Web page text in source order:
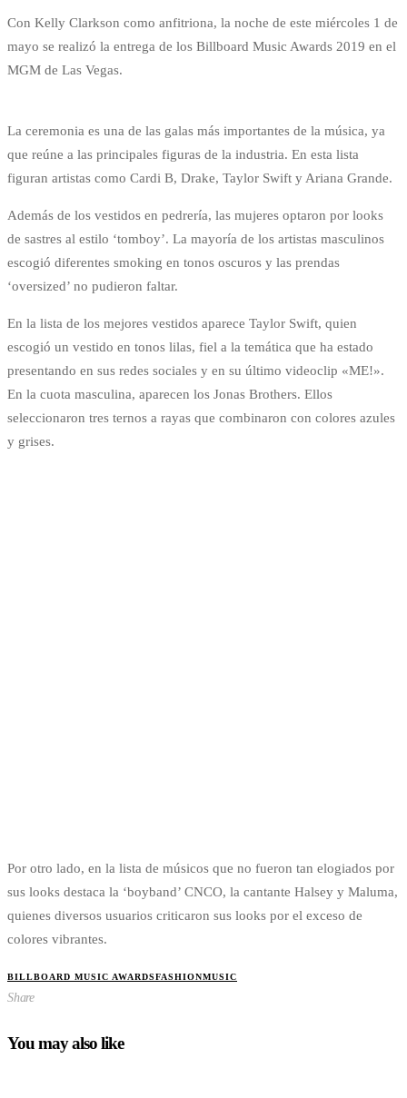
Con Kelly Clarkson como anfitriona, la noche de este miércoles 1 de
mayo se realizó la entrega de los Billboard Music Awards 2019 en el
MGM de Las Vegas.
La ceremonia es una de las galas más importantes de la música, ya
que reúne a las principales figuras de la industria. En esta lista
figuran artistas como Cardi B, Drake, Taylor Swift y Ariana Grande.
Además de los vestidos en pedrería, las mujeres optaron por looks
de sastres al estilo ‘tomboy’. La mayoría de los artistas masculinos
escogió diferentes smoking en tonos oscuros y las prendas
‘oversized’ no pudieron faltar.
En la lista de los mejores vestidos aparece Taylor Swift, quien
escogió un vestido en tonos lilas, fiel a la temática que ha estado
presentando en sus redes sociales y en su último videoclip «ME!».
En la cuota masculina, aparecen los Jonas Brothers. Ellos
seleccionaron tres ternos a rayas que combinaron con colores azules
y grises.
Por otro lado, en la lista de músicos que no fueron tan elogiados por
sus looks destaca la ‘boyband’ CNCO, la cantante Halsey y Maluma,
quienes diversos usuarios criticaron sus looks por el exceso de
colores vibrantes.
BILLBOARD MUSIC AWARDSFASHIONMUSIC
Share
You may also like